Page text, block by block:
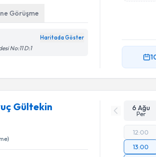
Görüşme
Haritada Göster
No:11 D:1
Gültekin 6 Ağu
Per
12:00
13:00